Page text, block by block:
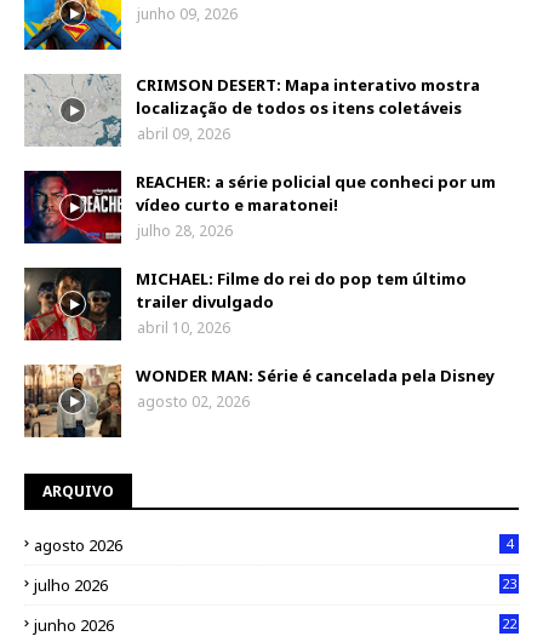
junho 09, 2026
CRIMSON DESERT: Mapa interativo mostra
localização de todos os itens coletáveis
abril 09, 2026
REACHER: a série policial que conheci por um
vídeo curto e maratonei!
julho 28, 2026
MICHAEL: Filme do rei do pop tem último
trailer divulgado
abril 10, 2026
WONDER MAN: Série é cancelada pela Disney
agosto 02, 2026
ARQUIVO
agosto 2026 4
julho 2026 23
junho 2026 22